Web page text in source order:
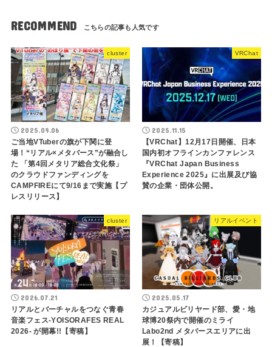
RECOMMEND
cluster
2025.09.06
ご当地VTuberの旗が下関に登
場！“リアル×メタバース”が融合し
た 「第4回メタリア総合文化祭」
のクラウドファンディングを
CAMPFIREにて9/16まで実施【プ
レスリリース】
VRChat
2025.11.15
【VRChat】12月17日開催、日本
国内初オフラインカンファレンス
『VRChat Japan Business
Experience 2025』に出展及び協
賛の企業・団体公開。
cluster
2026.07.21
リアルとバーチャルをつなぐ青春
音楽フェス-YOISORAFES REAL
2026- が開幕!!【寄稿】
リアルイベント
2025.05.17
カジュアルビリヤード部、愛・地
球博20祭内で開催のミライ
Labo2nd メタバースエリアに出
展！【寄稿】